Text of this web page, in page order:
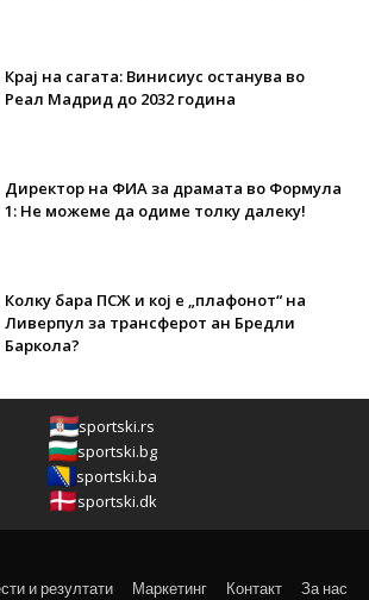
Крај на сагата: Винисиус останува во
Реал Мадрид до 2032 година
Директор на ФИА за драмата во Формула
1: Не можеме да одиме толку далеку!
Колку бара ПСЖ и кој е „плафонот“ на
Ливерпул за трансферот ан Бредли
Баркола?
sportski.rs
sportski.bg
sportski.ba
sportski.dk
и резултати Маркетинг Контакт За нас